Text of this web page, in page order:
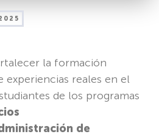
la formación
experiencias reales en el
de los programas
de